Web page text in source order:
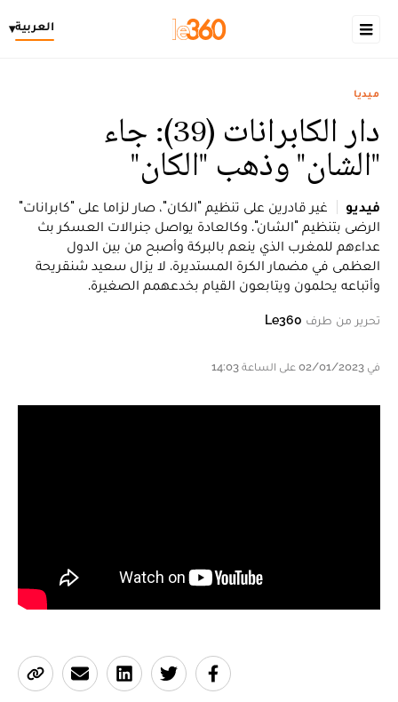
العربية▾
ميديا
دار الكابرانات (39): جاء
"الشان" وذهب "الكان"
فيديو
​غير قادرين على تنظيم "الكان"، صار لزاما على "كابرانات"
الرضى بتنظيم "الشان". وكالعادة يواصل جنرالات العسكر بث
عداءهم للمغرب الذي ينعم بالبركة وأصبح من بين الدول
العظمى في مضمار الكرة المستديرة. لا يزال سعيد شنقريحة
وأتباعه يحلمون ويتابعون القيام بخدعهمم الصغيرة.
تحرير من طرف Le360
في 02/01/2023 على الساعة 14:03